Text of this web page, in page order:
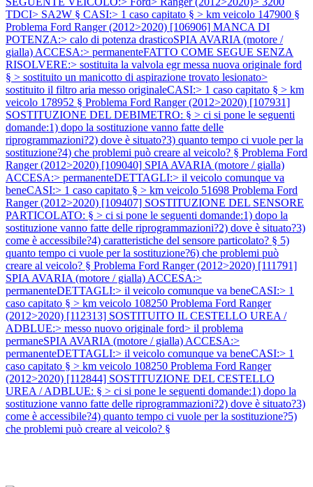
TDCI> SA2W § CASI:> 1 caso capitato § > km veicolo 147900 §
Problema Ford Ranger (2012>2020) [106906] MANCA DI
POTENZA:> calo di potenza drasticoSPIA AVARIA (motore /
gialla) ACCESA:> permanenteFATTO COME SEGUE SENZA
RISOLVERE:> sostituita la valvola egr messa nuova originale ford
§ > sostituito un manicotto di aspirazione trovato lesionato>
sostituito il filtro aria messo originaleCASI:> 1 caso capitato § > km
veicolo 178952 § Problema Ford Ranger (2012>2020) [107931]
SOSTITUZIONE DEL DEBIMETRO: § > ci si pone le seguenti
domande:1) dopo la sostituzione vanno fatte delle
riprogrammazioni?2) dove è situato?3) quanto tempo ci vuole per la
sostituzione?4) che problemi può creare al veicolo? § Problema Ford
Ranger (2012>2020) [109040] SPIA AVARIA (motore / gialla)
ACCESA:> permanenteDETTAGLI:> il veicolo comunque va
beneCASI:> 1 caso capitato § > km veicolo 51698 Problema Ford
Ranger (2012>2020) [109407] SOSTITUZIONE DEL SENSORE
PARTICOLATO: § > ci si pone le seguenti domande:1) dopo la
sostituzione vanno fatte delle riprogrammazioni?2) dove è situato?3)
come è accessibile?4) caratteristiche del sensore particolato? § 5)
quanto tempo ci vuole per la sostituzione?6) che problemi può
creare al veicolo? § Problema Ford Ranger (2012>2020) [111791]
SPIA AVARIA (motore / gialla) ACCESA:>
permanenteDETTAGLI:> il veicolo comunque va beneCASI:> 1
caso capitato § > km veicolo 108250 Problema Ford Ranger
(2012>2020) [112313] SOSTITUITO IL CESTELLO UREA /
ADBLUE:> messo nuovo originale ford> il problema
permaneSPIA AVARIA (motore / gialla) ACCESA:>
permanenteDETTAGLI:> il veicolo comunque va beneCASI:> 1
caso capitato § > km veicolo 108250 Problema Ford Ranger
(2012>2020) [112844] SOSTITUZIONE DEL CESTELLO
UREA / ADBLUE: § > ci si pone le seguenti domande:1) dopo la
sostituzione vanno fatte delle riprogrammazioni?2) dove è situato?3)
come è accessibile?4) quanto tempo ci vuole per la sostituzione?5)
che problemi può creare al veicolo? §